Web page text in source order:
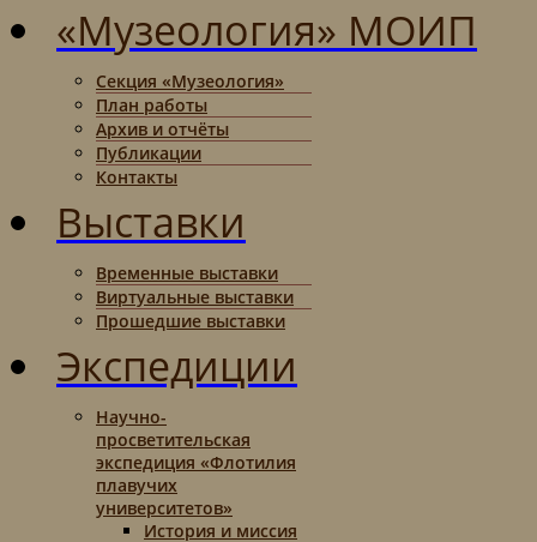
«Музеология» МОИП
Секция «Музеология»
План работы
Архив и отчёты
Публикации
Контакты
Выставки
Временные выставки
Виртуальные выставки
Прошедшие выставки
Экспедиции
Научно-
просветительская
экспедиция «Флотилия
плавучих
университетов»
История и миссия